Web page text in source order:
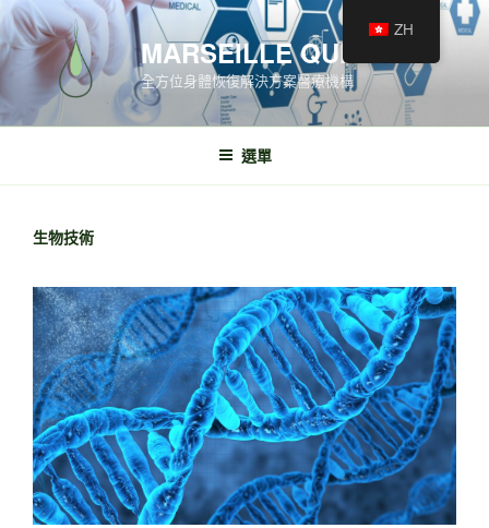
MARSEILLE QUINCÉ
全方位身體恢復解決方案醫療機構
選單
生物技術
ZH